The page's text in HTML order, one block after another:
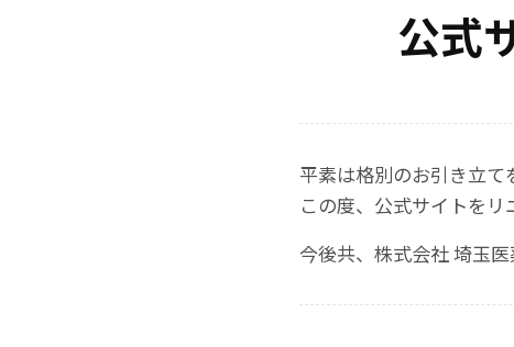
公式
平素は格別のお引き立て
この度、公式サイトをリ
今後共、株式会社 埼玉医